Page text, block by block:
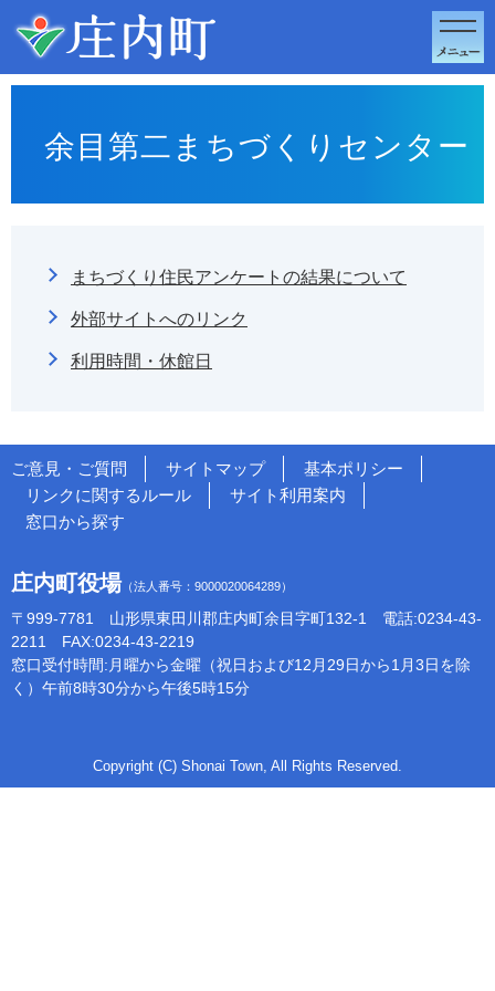
このページの本文へ移動
余目第二まちづくりセンター
まちづくり住民アンケートの結果について
外部サイトへのリンク
利用時間・休館日
ご意見・ご質問 サイトマップ
基本ポリシー
リンクに関するルール
サイト利用案内
窓口から探す
庄内町役場（法人番号：9000020064289）
〒999-7781 山形県東田川郡庄内町余目字町132-1 電話:0234-43-
2211 FAX:0234-43-2219
窓口受付時間:月曜から金曜（祝日および12月29日から1月3日を除
く）午前8時30分から午後5時15分
Copyright (C) Shonai Town, All Rights Reserved.